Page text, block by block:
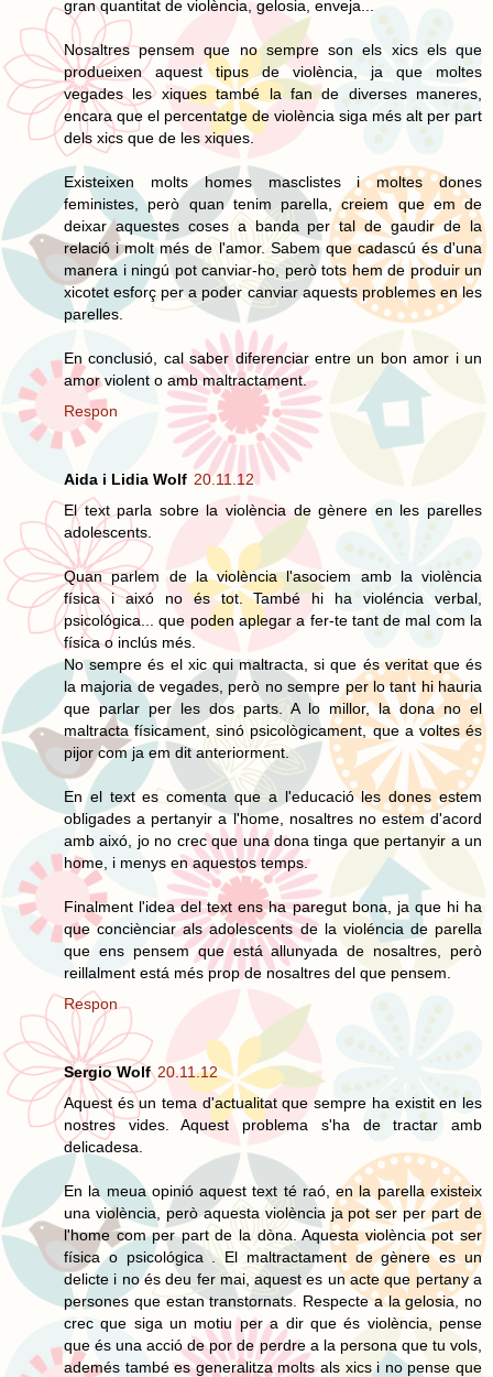
gran quantitat de violència, gelosia, enveja...
Nosaltres pensem que no sempre son els xics els que
produeixen aquest tipus de violència, ja que moltes
vegades les xiques també la fan de diverses maneres,
encara que el percentatge de violència siga més alt per part
dels xics que de les xiques.
Existeixen molts homes masclistes i moltes dones
feministes, però quan tenim parella, creiem que em de
deixar aquestes coses a banda per tal de gaudir de la
relació i molt més de l'amor. Sabem que cadascú és d'una
manera i ningú pot canviar-ho, però tots hem de produir un
xicotet esforç per a poder canviar aquests problemes en les
parelles.
En conclusió, cal saber diferenciar entre un bon amor i un
amor violent o amb maltractament.
Respon
Aida i Lidia Wolf 20.11.12
El text parla sobre la violència de gènere en les parelles
adolescents.
Quan parlem de la violència l'asociem amb la violència
física i aixó no és tot. També hi ha violéncia verbal,
psicológica... que poden aplegar a fer-te tant de mal com la
física o inclús més.
No sempre és el xic qui maltracta, si que és veritat que és
la majoria de vegades, però no sempre per lo tant hi hauria
que parlar per les dos parts. A lo millor, la dona no el
maltracta físicament, sinó psicològicament, que a voltes és
pijor com ja em dit anteriorment.
En el text es comenta que a l'educació les dones estem
obligades a pertanyir a l'home, nosaltres no estem d'acord
amb aixó, jo no crec que una dona tinga que pertanyir a un
home, i menys en aquestos temps.
Finalment l'idea del text ens ha paregut bona, ja que hi ha
que conciènciar als adolescents de la violéncia de parella
que ens pensem que está allunyada de nosaltres, però
reillalment está més prop de nosaltres del que pensem.
Respon
Sergio Wolf 20.11.12
Aquest és un tema d'actualitat que sempre ha existit en les
nostres vides. Aquest problema s'ha de tractar amb
delicadesa.
En la meua opinió aquest text té raó, en la parella existeix
una violència, però aquesta violència ja pot ser per part de
l'home com per part de la dòna. Aquesta violència pot ser
física o psicológica . El maltractament de gènere es un
delicte i no és deu fer mai, aquest es un acte que pertany a
persones que estan transtornats. Respecte a la gelosia, no
crec que siga un motiu per a dir que és violència, pense
que és una acció de por de perdre a la persona que tu vols,
ademés també es generalitza molts als xics i no pense que